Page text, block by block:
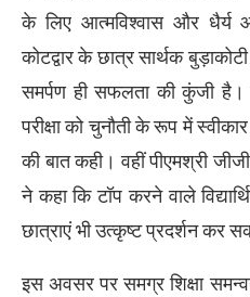
के लिए आत्मविश्वास और
कोटद्वार के छात्र सार्थक
समर्पण ही सफलता की कुंजी
परीक्षा को चुनौती के रूप में
की बात कही। वहीं पीएमश्री
ने कहा कि टॉप करने वाले
छात्राएं भी उत्कृष्ट प्रदर्शन कर
इस अवसर पर समग्र शिक्षा